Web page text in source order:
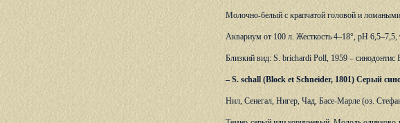
Молочно-белый с крапчатой головой и
Аквариум от 100 л. Жесткость 4–18°, рН 6,5–7,5,
Близкий вид: S. brichardi Poll, 1959 –
– S. schall (Block et Schneider, 1801) Серый
Нил, Сенегал, Нигер, Чад, Басе-Марле (оз.